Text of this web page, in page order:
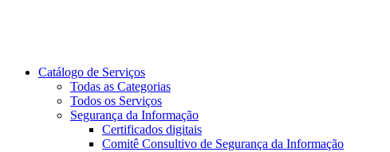
Catálogo de Serviços
Todas as Categorias
Todos os Serviços
Segurança da Informação
Certificados digitais
Comitê Consultivo de Segurança da Informação